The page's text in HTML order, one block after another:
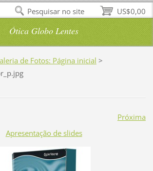
Ótica Globo Lentes
de Fotos: Página inicial >
Próxima
Apresentação de slides
US$0,00
Pesquisar no site